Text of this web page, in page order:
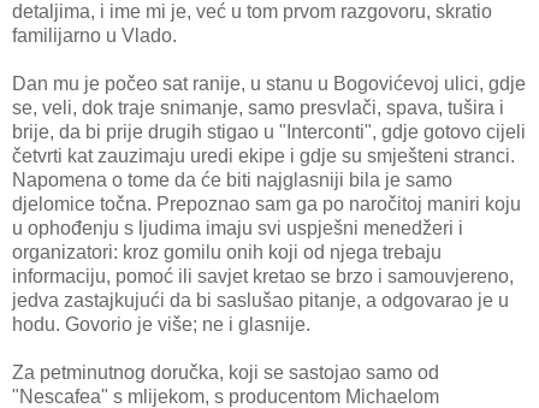
detaljima, i ime mi je, već u tom prvom razgovoru, skratio
familijarno u Vlado.
Dan mu je počeo sat ranije, u stanu u Bogovićevoj ulici, gdje
se, veli, dok traje snimanje, samo presvlači, spava, tušira i
brije, da bi prije drugih stigao u "Interconti", gdje gotovo cijeli
četvrti kat zauzimaju uredi ekipe i gdje su smješteni stranci.
Napomena o tome da će biti najglasniji bila je samo
djelomice točna. Prepoznao sam ga po naročitoj maniri koju
u ophođenju s ljudima imaju svi uspješni menedžeri i
organizatori: kroz gomilu onih koji od njega trebaju
informaciju, pomoć ili savjet kretao se brzo i samouvjereno,
jedva zastajkujući da bi saslušao pitanje, a odgovarao je u
hodu. Govorio je više; ne i glasnije.
Za petminutnog doručka, koji se sastojao samo od
"Nescafea" s mlijekom, s producentom Michaelom